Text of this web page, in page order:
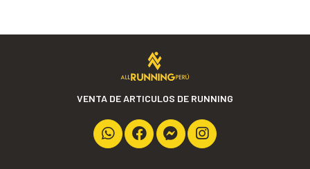
VENTA DE ARTICULOS DE RUNNING